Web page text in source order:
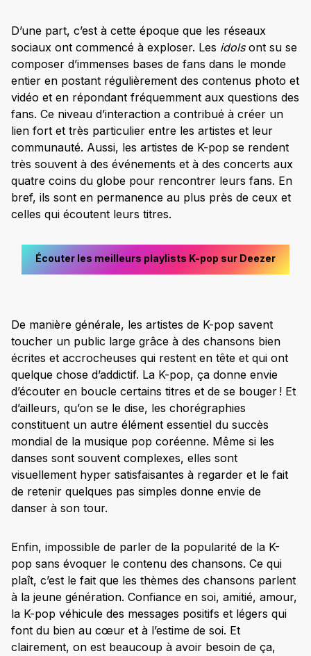
D’une part, c’est à cette époque que les réseaux
sociaux ont commencé à exploser. Les idols ont su se
composer d’immenses bases de fans dans le monde
entier en postant régulièrement des contenus photo et
vidéo et en répondant fréquemment aux questions des
fans. Ce niveau d’interaction a contribué à créer un
lien fort et très particulier entre les artistes et leur
communauté. Aussi, les artistes de K-pop se rendent
très souvent à des événements et à des concerts aux
quatre coins du globe pour rencontrer leurs fans. En
bref, ils sont en permanence au plus près de ceux et
celles qui écoutent leurs titres.
Écouter les meilleurs playlists K-pop sur Deezer
De manière générale, les artistes de K-pop savent
toucher un public large grâce à des chansons bien
écrites et accrocheuses qui restent en tête et qui ont
quelque chose d’addictif. La K-pop, ça donne envie
d’écouter en boucle certains titres et de se bouger ! Et
d’ailleurs, qu’on se le dise, les chorégraphies
constituent un autre élément essentiel du succès
mondial de la musique pop coréenne. Même si les
danses sont souvent complexes, elles sont
visuellement hyper satisfaisantes à regarder et le fait
de retenir quelques pas simples donne envie de
danser à son tour.
Enfin, impossible de parler de la popularité de la K-
pop sans évoquer le contenu des chansons. Ce qui
plaît, c’est le fait que les thèmes des chansons parlent
à la jeune génération. Confiance en soi, amitié, amour,
la K-pop véhicule des messages positifs et légers qui
font du bien au cœur et à l’estime de soi. Et
clairement, on est beaucoup à avoir besoin de ça,